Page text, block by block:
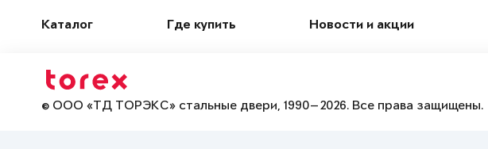
Каталог Где купить Новости и акции
© ООО «ТД ТОРЭКС» стальные двери, 1990—2026. Все права защищены.